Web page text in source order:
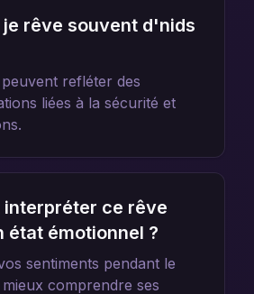
je rêve souvent d'nids
refléter des
liées à la sécurité et
interpréter ce rêve
état émotionnel ?
sentiments pendant le
comprendre ses